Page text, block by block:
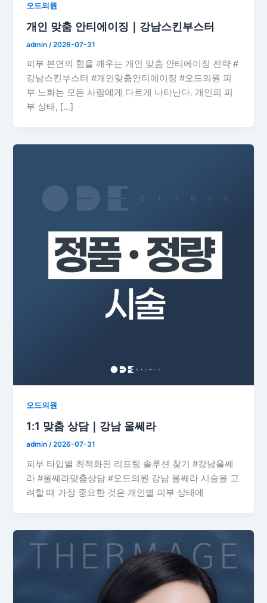
오드의원
개인 맞춤 안티에이징｜강남스킨부스터
admin /2026-07-31
피부 본연의 힘을 깨우는 개인 맞춤 안티에이징 전략 #
강남스킨부스터 #개인맞춤안티에이징 #오드의원 피
부 노화는 모든 사람에게 다르게 나타난다. 개인의 피
부 상태, […]
오드의원
1:1 맞춤 상담｜강남 울쎄라
admin/2026-07-31
피부 타입별 최적화된 리프팅 솔루션 찾기 #강남울쎄
라 #울쎄라맞춤상담 #오드의원 강남 울쎄라 시술을 고
려할 때 가장 중요한 것은 개인별 피부 상태에